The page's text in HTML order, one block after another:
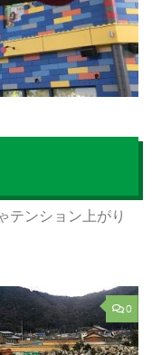
テンション上がり
0